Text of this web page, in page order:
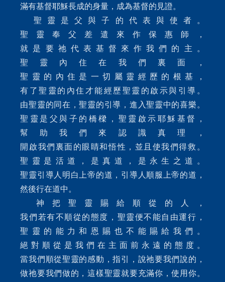
滿有基督耶穌長成的身量，成為基督的見證。
聖靈是父與子的代表與使者。
聖靈奉父差遣來作保惠師，
就是要祂代表基督來作我們的主。
聖靈內住在我們裏面，
聖靈的內住是一切屬靈經歷的根基，
有了聖靈的內住才能經歷聖靈的啟示與引導。
由聖靈的同在，聖靈的引導，進入聖靈中的喜樂。
聖靈是父與子的橋樑，聖靈啟示耶穌基督，
幫助我們來認識真理，
開啟我們裏面的眼睛和悟性，並且使我們得救。
聖靈是活道，是真道，是永生之道。
聖靈引導人明白上帝的道，引導人順服上帝的道，
然後行在道中。
神把聖靈賜給順從的人，
我們若有不順從的態度，聖靈便不能自由運行，
聖靈的能力和恩賜也不能賜給我們。
絕對順從是我們在主面前永遠的態度。
當我們順從聖靈的感動，指引，說祂要我們說的，
做祂要我們做的，這樣聖靈就要充滿你，使用你。